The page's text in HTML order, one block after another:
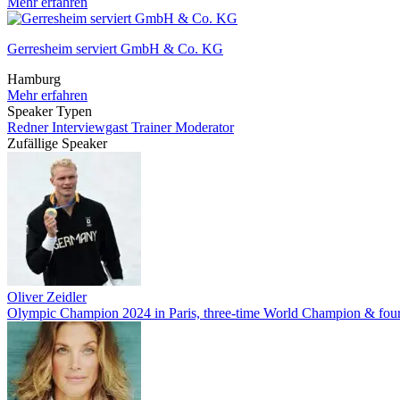
Gerresheim serviert GmbH & Co. KG
Hamburg
Mehr erfahren
Speaker Typen
RednerInterviewgast TrainerModerator
Zufällige Speaker
Oliver Zeidler
Olympic Champion 2024 in Paris, three-time World Champion &